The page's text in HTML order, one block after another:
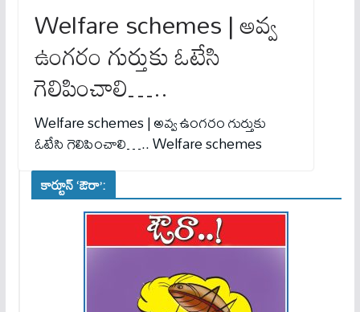
Welfare schemes | అవ్వ
ఉంగరం గుర్తుకు ఓటేసి
గెలిపించాలి…..
Welfare schemes | అవ్వ ఉంగరం గుర్తుకు
ఓటేసి గెలిపించాలి….. Welfare schemes
కార్టూన్ ‘ఔరా’: